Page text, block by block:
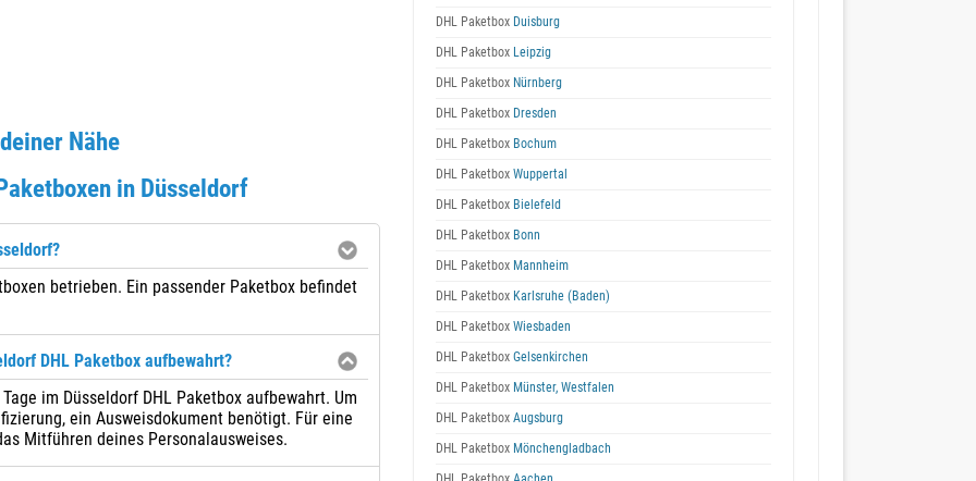
Nähe
in Düsseldorf
betrieben. Ein passender Paketbox befindet
DHL Paketbox aufbewahrt?
im Düsseldorf DHL Paketbox aufbewahrt. Um
ein Ausweisdokument benötigt. Für eine
Mitführen deines Personalausweises.
DHL Paketbox Duisburg
DHL Paketbox Leipzig
DHL Paketbox Nürnberg
DHL Paketbox Dresden
DHL Paketbox Bochum
DHL Paketbox Wuppertal
DHL Paketbox Bielefeld
DHL Paketbox Bonn
DHL Paketbox Mannheim
DHL Paketbox Karlsruhe (Baden)
DHL Paketbox Wiesbaden
DHL Paketbox Gelsenkirchen
DHL Paketbox Münster, Westfalen
DHL Paketbox Augsburg
DHL Paketbox Mönchengladbach